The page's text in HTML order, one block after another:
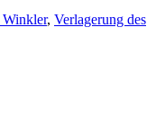
, Verlagerung des